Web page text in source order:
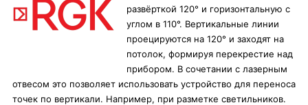
развёрткой 120° и горизонтальную с
углом в 110°. Вертикальные линии
проецируются на 120° и заходят на
потолок, формируя перекрестие над
прибором. В сочетании с лазерным
отвесом это позволяет использовать устройство для переноса
точек по вертикали. Например, при разметке светильников.